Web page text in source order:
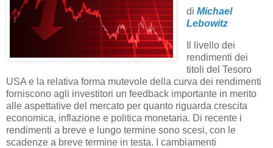
di Michael
Lebowitz
Il livello dei
rendimenti dei
titoli del Tesoro
USA e la relativa forma mutevole della curva dei rendimenti
forniscono agli investitori un feedback importante in merito
alle aspettative del mercato per quanto riguarda crescita
economica, inflazione e politica monetaria. Di recente i
rendimenti a breve e lungo termine sono scesi, con le
scadenze a breve termine in testa. I cambiamenti